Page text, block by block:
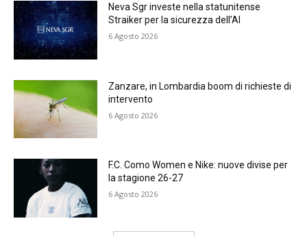
Neva Sgr investe nella statunitense
Straiker per la sicurezza dell’AI
6 Agosto 2026
Zanzare, in Lombardia boom di richieste di
intervento
6 Agosto 2026
F.C. Como Women e Nike: nuove divise per
la stagione 26-27
6 Agosto 2026